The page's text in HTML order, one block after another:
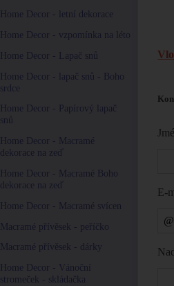
Home Decor - letní dekorace
Home Decor - vzpomínka na léto
Home Decor - Lapač snů
Home Decor - lapač snů - Boho
srdce
Home Decor - Papírový lapač
snů
Home Decor - Macramé
dekorace na zeď
Home Decor - Macramé Boho
dekorace na zeď
Home Decor - Macramé svícen
Macramé přívěsek - peříčko
Macramé přívěsek - dárky
Home Decor - Vánoční
stromeček - skládačka
E-